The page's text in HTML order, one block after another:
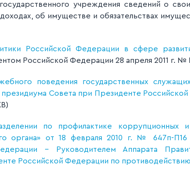
учреждения сведений о
об имуществе и обязательствах
Российской Федерации в сфере
Российской Федерации 28 апреля 2011 г. №
поведения государственных
Совета при Президенте
по профилактике коррупционных
органа» от 18 февраля 2010 г. № 647п-
- Руководителем Аппарата
Российской Федерации по